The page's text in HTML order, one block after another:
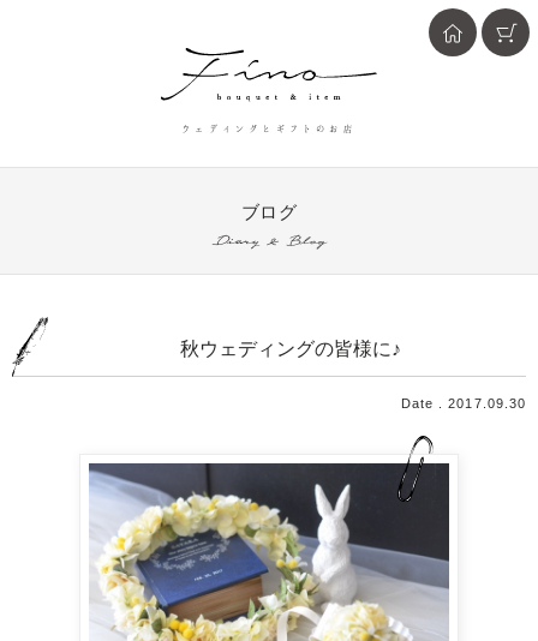
ウェディングとギフトのお店
ブログ
Diary & Blog
秋ウェディングの皆様に♪
Date . 2017.09.30